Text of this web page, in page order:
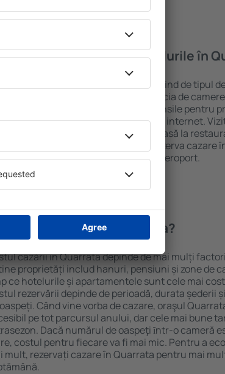
fel de facilităţi oferă hotelurile în
proprietăţilor în Quarrata depind de tipul
numărul de stele. Oaspeții pot beneficia de
balcon, aer condiționat, ustensile pentru
şi a cafelei, prosoape și acces la internet.
parcare gratuită, pot comanda o masă la
un hotel cu piscină. În plus, pot rezerva cazare
care oferă transport de la aeroport.
costă cazarea în Quarrata?
cazării în Quarrata depinde de mai mulți
proprietăți includ hanuri, pensiuni și zone de
ce hotelurile și apartamentele sunt cele mai
rezervării depinde de perioadă, durata șederii
Când vine vorba de cazare, oraşul
pe tot parcursul anului, dar cele mai bune
Dacă numărul de oaspeţi ȋntr-o cameră
costul pentru fiecare va fi mai mic. Pentru a
mult, rezervați cazare în Quarrata pentru mai